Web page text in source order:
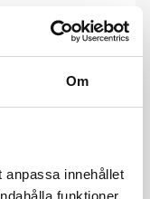
Om
anpassa innehållet
funktioner